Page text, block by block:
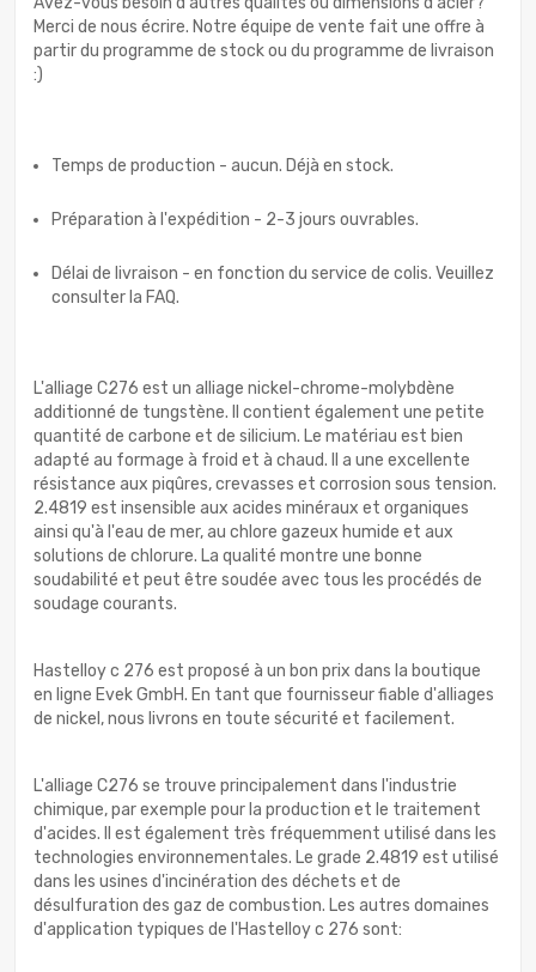
Merci de nous écrire. Notre équipe de vente fait une offre à
partir du programme de stock ou du programme de livraison
:)
Temps de production - aucun. Déjà en stock.
Préparation à l'expédition - 2-3 jours ouvrables.
Délai de livraison - en fonction du service de colis. Veuillez
consulter la FAQ.
L'alliage C276 est un alliage nickel-chrome-molybdène
additionné de tungstène. Il contient également une petite
quantité de carbone et de silicium. Le matériau est bien
adapté au formage à froid et à chaud. Il a une excellente
résistance aux piqûres, crevasses et corrosion sous tension.
2.4819 est insensible aux acides minéraux et organiques
ainsi qu'à l'eau de mer, au chlore gazeux humide et aux
solutions de chlorure. La qualité montre une bonne
soudabilité et peut être soudée avec tous les procédés de
soudage courants.
Hastelloy c 276 est proposé à un bon prix dans la boutique
en ligne Evek GmbH. En tant que fournisseur fiable d'alliages
de nickel, nous livrons en toute sécurité et facilement.
L'alliage C276 se trouve principalement dans l'industrie
chimique, par exemple pour la production et le traitement
d'acides. Il est également très fréquemment utilisé dans les
technologies environnementales. Le grade 2.4819 est utilisé
dans les usines d'incinération des déchets et de
désulfuration des gaz de combustion. Les autres domaines
d'application typiques de l'Hastelloy c 276 sont: